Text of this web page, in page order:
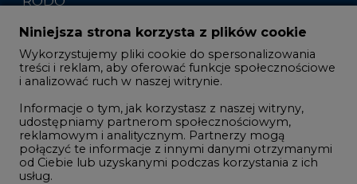
Zmiany kadrowe na rynku
Studio CIRE
Rozmowy o energetyce
Gospodarka
Geopolityka
LTE450
Niniejsza strona korzysta z plików cookie
Wykorzystujemy pliki cookie do spersonalizowania
treści i reklam, aby oferować funkcje społecznościowe
i analizować ruch w naszej witrynie.
Informacje o tym, jak korzystasz z naszej witryny,
udostępniamy partnerom społecznościowym,
reklamowym i analitycznym. Partnerzy mogą
połączyć te informacje z innymi danymi otrzymanymi
od Ciebie lub uzyskanymi podczas korzystania z ich
usług.